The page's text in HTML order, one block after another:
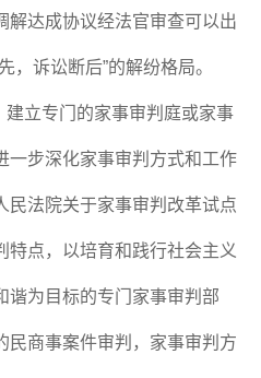
解达成协议经法官审查可以出
，诉讼断后”的解纷格局。
立专门的家事审判庭或家事
一步深化家事审判方式和工作
民法院关于家事审判改革试点
特点，以培育和践行社会主义
谐为目标的专门家事审判部
民商事案件审判，家事审判方